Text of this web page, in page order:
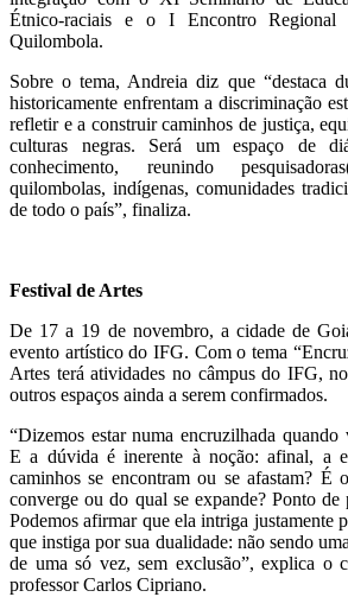
Étnico-raciais e o I Encontro Regional
Quilombola.
Sobre o tema, Andreia diz que “destaca
historicamente enfrentam a discriminação
refletir e a construir caminhos de justiça,
culturas negras. Será um espaço de
conhecimento, reunindo
quilombolas, indígenas, comunidades
de todo o país”, finaliza.
Festival de Artes
De 17 a 19 de novembro, a cidade de
evento artístico do IFG. Com o tema
Artes terá atividades no câmpus do IFG,
outros espaços ainda a serem confirmados.
“Dizemos estar numa encruzilhada
E a dúvida é inerente à noção: afinal, a
caminhos se encontram ou se afastam? É
converge ou do qual se expande? Ponto de
Podemos afirmar que ela intriga justamente
que instiga por sua dualidade: não sendo
de uma só vez, sem exclusão”, explica o
professor Carlos Cipriano.